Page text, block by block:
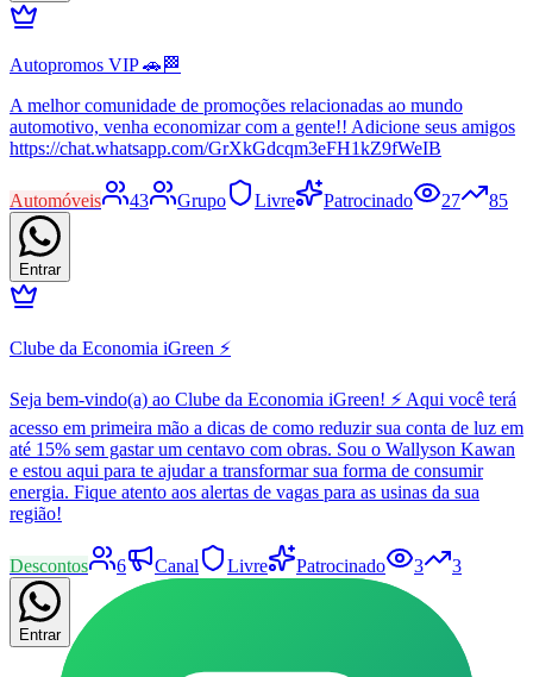
Autopromos VIP 🚗🏁
A melhor comunidade de promoções relacionadas ao mundo
automotivo, venha economizar com a gente!! Adicione seus amigos
https://chat.whatsapp.com/GrXkGdcqm3eFH1kZ9fWeIB
Automóveis 43 Grupo Livre Patrocinado 27 85
Entrar
Clube da Economia iGreen ⚡
Seja bem-vindo(a) ao Clube da Economia iGreen! ⚡ Aqui você terá
acesso em primeira mão a dicas de como reduzir sua conta de luz em
até 15% sem gastar um centavo com obras. Sou o Wallyson Kawan
e estou aqui para te ajudar a transformar sua forma de consumir
energia. Fique atento aos alertas de vagas para as usinas da sua
região!
Descontos 6 Canal Livre Patrocinado 3 3
Entrar